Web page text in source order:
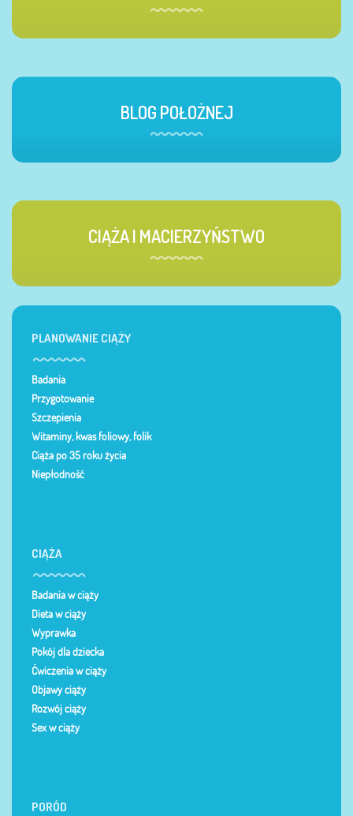
BLOG POŁOŻNEJ
CIĄŻA I MACIERZYŃSTWO
PLANOWANIE CIĄŻY
Badania
Przygotowanie
Szczepienia
Witaminy, kwas foliowy, folik
Ciąża po 35 roku życia
Niepłodność
CIĄŻA
Badania w ciąży
Dieta w ciąży
Wyprawka
Pokój dla dziecka
Ćwiczenia w ciąży
Objawy ciąży
Rozwój ciąży
Sex w ciąży
PORÓD